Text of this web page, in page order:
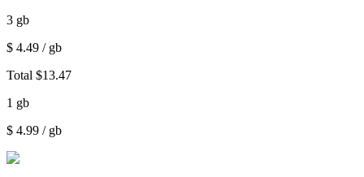
3 gb
$ 4.49 / gb
Total $13.47
1 gb
$ 4.99 / gb